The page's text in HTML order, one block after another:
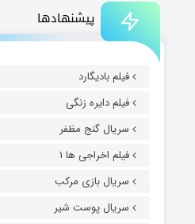
پیشنهادها
فیلم بادیگارد
فیلم دایره زنگی
سریال گنج مظفر
فیلم اخراجی ها ۱
سریال بازی مرکب
سریال پوست شیر